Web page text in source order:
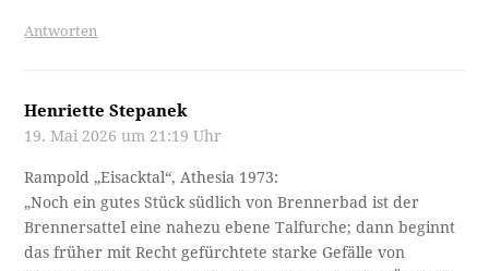
Antworten
Henriette Stepanek
19. Mai 2026 um 21:19 Uhr
Rampold „Eisacktal“, Athesia 1973:
„Noch ein gutes Stück südlich von Brennerbad ist der
Brennersattel eine nahezu ebene Talfurche; dann beginnt
das früher mit Recht gefürchtete starke Gefälle von